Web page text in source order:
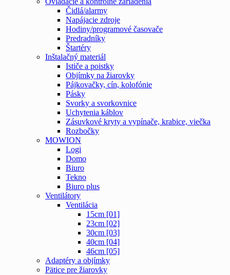
Čidlá/alarmy
Napájacie zdroje
Hodiny/programové časovače
Predradníky
Štartéry
Inštalačný materiál
Ističe a poistky
Objímky na žiarovky
Pájkovačky, cín, kolofónie
Pásky
Svorky a svorkovnice
Uchytenia káblov
Zásuvkové kryty a vypínače, krabice, viečka
Rozbočky
MOWION
Logi
Domo
Biuro
Tekno
Biuro plus
Ventilátory
Ventilácia
15cm [01]
23cm [02]
30cm [03]
40cm [04]
46cm [05]
Adaptéry a objímky
Pätice pre žiarovky